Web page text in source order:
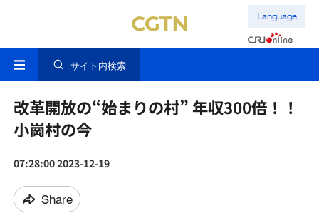
Language
サイト内検索
改革開放の“始まりの村” 年収300倍！！
小崗村の今
07:28:00 2023-12-19
Share